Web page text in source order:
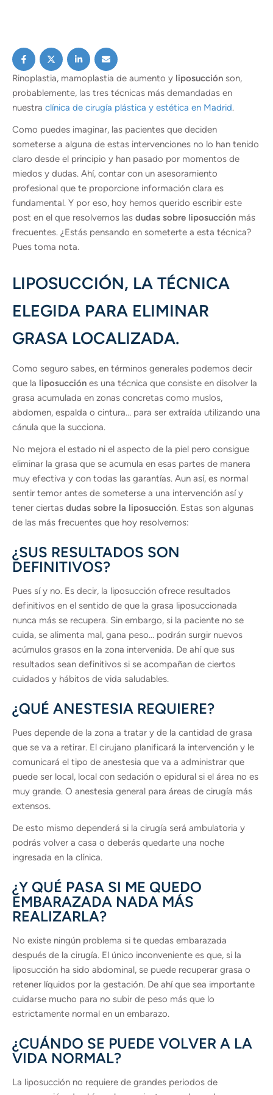
Rinoplastia, mamoplastia de aumento y liposucción son,
probablemente, las tres técnicas más demandadas en
nuestra clínica de cirugía plástica y estética en Madrid.
Como puedes imaginar, las pacientes que deciden
someterse a alguna de estas intervenciones no lo han tenido
claro desde el principio y han pasado por momentos de
miedos y dudas. Ahí, contar con un asesoramiento
profesional que te proporcione información clara es
fundamental. Y por eso, hoy hemos querido escribir este
post en el que resolvemos las dudas sobre liposucción más
frecuentes. ¿Estás pensando en someterte a esta técnica?
Pues toma nota.
LIPOSUCCIÓN, LA TÉCNICA
ELEGIDA PARA ELIMINAR
GRASA LOCALIZADA.
Como seguro sabes, en términos generales podemos decir
que la liposucción es una técnica que consiste en disolver la
grasa acumulada en zonas concretas como muslos,
abdomen, espalda o cintura… para ser extraída utilizando una
cánula que la succiona.
No mejora el estado ni el aspecto de la piel pero consigue
eliminar la grasa que se acumula en esas partes de manera
muy efectiva y con todas las garantías. Aun así, es normal
sentir temor antes de someterse a una intervención así y
tener ciertas dudas sobre la liposucción. Estas son algunas
de las más frecuentes que hoy resolvemos:
¿SUS RESULTADOS SON
DEFINITIVOS?
Pues sí y no. Es decir, la liposucción ofrece resultados
definitivos en el sentido de que la grasa liposuccionada
nunca más se recupera. Sin embargo, si la paciente no se
cuida, se alimenta mal, gana peso… podrán surgir nuevos
acúmulos grasos en la zona intervenida. De ahí que sus
resultados sean definitivos si se acompañan de ciertos
cuidados y hábitos de vida saludables.
¿QUÉ ANESTESIA REQUIERE?
Pues depende de la zona a tratar y de la cantidad de grasa
que se va a retirar. El cirujano planificará la intervención y le
comunicará el tipo de anestesia que va a administrar que
puede ser local, local con sedación o epidural si el área no es
muy grande. O anestesia general para áreas de cirugía más
extensos.
De esto mismo dependerá si la cirugía será ambulatoria y
podrás volver a casa o deberás quedarte una noche
ingresada en la clínica.
¿Y QUÉ PASA SI ME QUEDO
EMBARAZADA NADA MÁS
REALIZARLA?
No existe ningún problema si te quedas embarazada
después de la cirugía. El único inconveniente es que, si la
liposucción ha sido abdominal, se puede recuperar grasa o
retener líquidos por la gestación. De ahí que sea importante
cuidarse mucho para no subir de peso más que lo
estrictamente normal en un embarazo.
¿CUÁNDO SE PUEDE VOLVER A LA
VIDA NORMAL?
La liposucción no requiere de grandes periodos de